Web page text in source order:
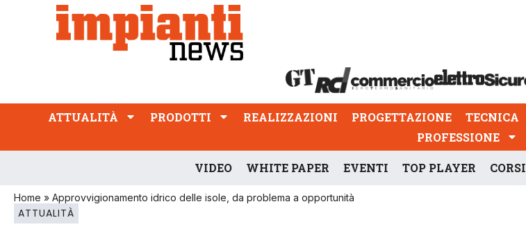
ATTUALITÀ PRODOTTI REALIZZAZIONI
PROFESSIONE
ATTUALITÀ PRODOTTI REALIZZAZIONI PROGETTAZIONE TECNICA
PROFESSIONE
VIDEO WHITE PAPER EVENTI TOP PLAYER CORSI
Home » Approvvigionamento idrico delle isole, da problema a opportunità
ATTUALITÀ